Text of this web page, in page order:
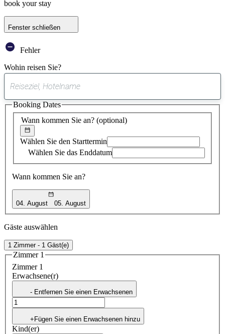
book your stay
Fenster schließen
Fehler
Wohin reisen Sie?
gefundener
Vorschlag
Wann kommen Sie an? (optional)
Wählen Sie den Starttermin
Wählen Sie das Enddatum
Wann kommen Sie an?
04. August 05. August
Booking Dates
Gäste auswählen
1 Zimmer - 1 Gäst(e)
Zimmer 1
Zimmer 1
Erwachsene(r)
- Entfernen Sie einen Erwachsenen
+Fügen Sie einen Erwachsenen hinzu
Kind(er)